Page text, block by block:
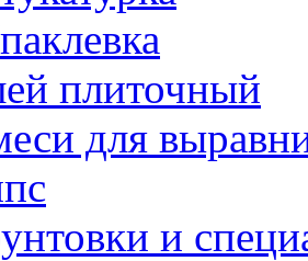
плиточный
для
и